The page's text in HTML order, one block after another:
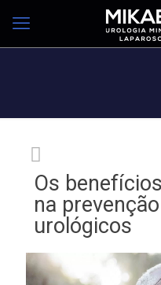
Os
na
urológicos